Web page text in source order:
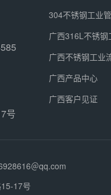
号
304不锈钢工业管
广西316L不锈钢
广西不锈钢工业
广西产品中心
广西客户见证
＠qq.com
17号